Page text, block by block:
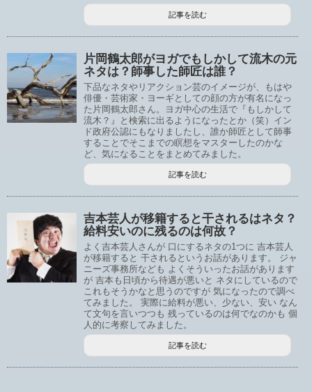
記事を読む
片岡鶴太郎がヨガでもしかして流木の元
ネタは？師事した師匠は誰？
下品なネタやリアクション芸のイメージが、もはや
俳優・芸術家・ヨーギとしての顔の方が有名になっ
た片岡鶴太郎さん。ヨガ中心の生活で『もしかして
流木？』と検索に出るようになったとか（笑）イン
ド政府公認にもなりましたし、誰か師匠として師事
することでそこまでの瞑想をマスターしたのかな
ど、気になることをまとめてみました。
記事を読む
吉本芸人が移籍すると干されるはネタ？
給料安いのに残るのは何故？
よく吉本芸人さんが 口にするネタの1つに 吉本芸人
が移籍すると 干されるというお話があります。 ジャ
ニーズ事務所なども よくそういったお話があります
が 吉本も日頃から待遇が悪いと ネタにしているので
これもそうかなと思うのですが 気になったので調べ
てみました。 実際に給料が悪い、少ない、安い なん
て文句を言いつつも 残っているのは何でなのかも 個
人的に考察してみました。
記事を読む